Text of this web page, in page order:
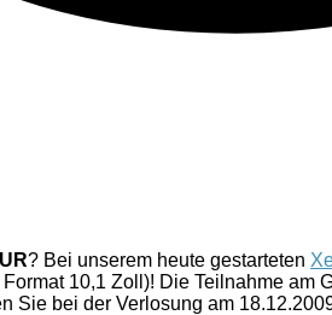
? Bei unserem heute gestarteten
10,1 Zoll)! Die Teilnahme
Sie bei der Verlosung am